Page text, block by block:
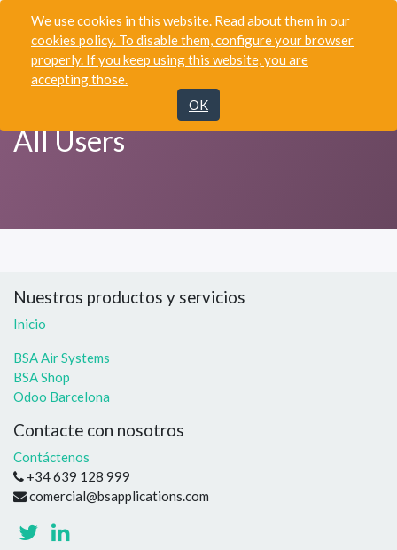
We use cookies in this website. Read about them in our
cookies policy. To disable them, configure your browser
properly. If you keep using this website, you are
accepting those.
OK
All Users
Nuestros productos y servicios
Inicio
BSA Air Systems
BSA Shop
Odoo Barcelona
Contacte con nosotros
Contáctenos
+34 639 128 999
comercial@bsapplications.com